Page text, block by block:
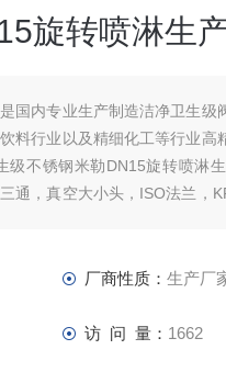
旋转喷淋生
国内专业生产制造洁净卫生级
料行业以及精细化工等行业高
不锈钢米勒DN15旋转喷淋
通，真空大小头，ISO法兰，
厂商性质： 生产厂
访 问 量： 1662